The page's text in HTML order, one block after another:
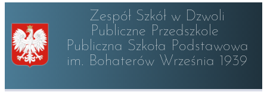
Zespół Szkół w Dzwoli
Publiczne Przedszkole
Publiczna Szkoła Podstawowa
im. Bohaterów Września 1939